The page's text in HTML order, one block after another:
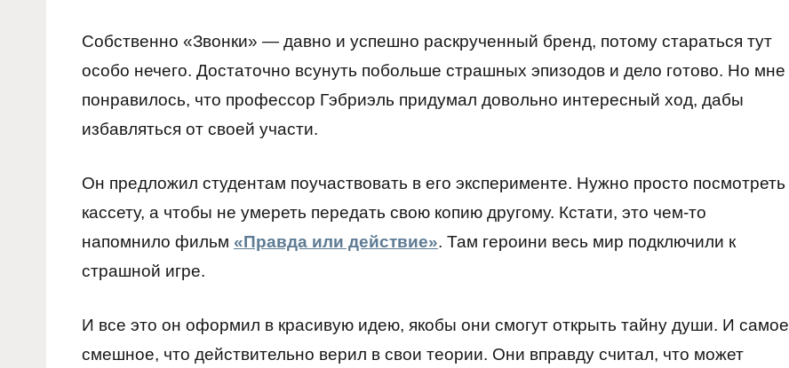
Собственно «Звонки» — давно и успешно раскрученный бренд, потому стараться тут
особо нечего. Достаточно всунуть побольше страшных эпизодов и дело готово. Но мне
понравилось, что профессор Гэбриэль придумал довольно интересный ход, дабы
избавляться от своей участи.
Он предложил студентам поучаствовать в его эксперименте. Нужно просто посмотреть
кассету, а чтобы не умереть передать свою копию другому. Кстати, это чем-то
напомнило фильм «Правда или действие». Там героини весь мир подключили к
страшной игре.
И все это он оформил в красивую идею, якобы они смогут открыть тайну души. И самое
смешное, что действительно верил в свои теории. Они вправду считал, что может